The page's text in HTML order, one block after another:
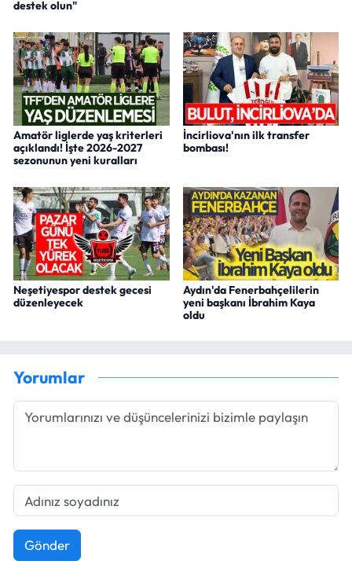
destek olun"
Amatör liglerde yaş kriterleri
açıklandı! İşte 2026-2027
sezonunun yeni kuralları
İncirliova'nın ilk transfer
bombası!
Neşetiyespor destek gecesi
düzenleyecek
Aydın'da Fenerbahçelilerin
yeni başkanı İbrahim Kaya
oldu
Yorumlar
Gönder